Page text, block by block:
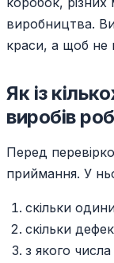
виробництва.
краси, а щоб не
Як із
виробів
Перед
приймання. У
скільки
скільки
з якого